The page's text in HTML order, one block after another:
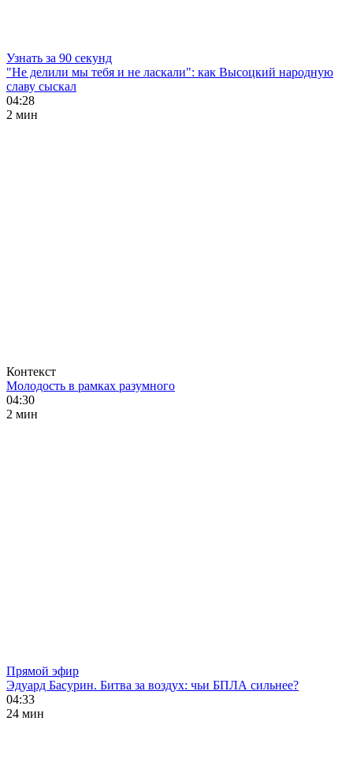
Узнать за 90 секунд
"Не делили мы тебя и не ласкали": как Высоцкий народную
славу сыскал
04:28
2 мин
Контекст
Молодость в рамках разумного
04:30
2 мин
Прямой эфир
Эдуард Басурин. Битва за воздух: чьи БПЛА сильнее?
04:33
24 мин